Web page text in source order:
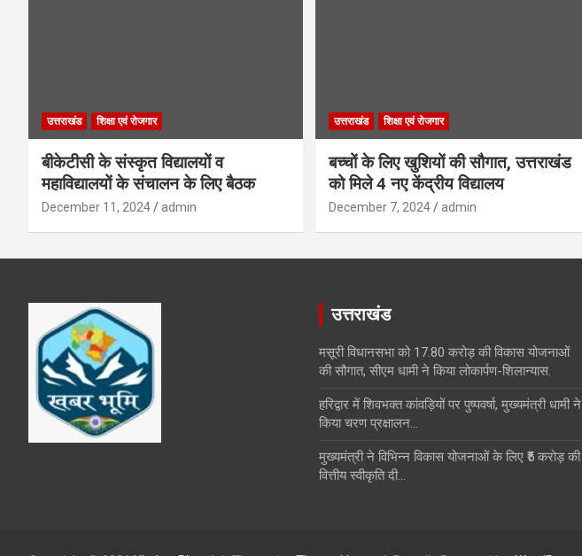
उत्तराखंड शिक्षा एवं रोजगार
बीकेटीसी के संस्कृत विद्यालयों व
महाविद्यालयों के संचालन के लिए बैठक
December 11, 2024 admin
उत्तराखंड शिक्षा एवं रोजगार
बच्चों के लिए खुशियों की सौगात, उत्तराखंड
को मिले 4 नए केंद्रीय विद्यालय
December 7, 2024 admin
उत्तराखंड
मसूरी विधानसभा को 17.80 करोड़ की विकास योजनाओं
की सौगात, सीएम धामी ने किया लोकार्पण-शिलान्यास.
हरिद्वार में शिवभक्त कांवड़ियों पर पुष्पवर्षा, मुख्यमंत्री धामी ने
किया चरण प्रक्षालन…
मुख्यमंत्री ने विभिन्न विकास योजनाओं के लिए ₹5 करोड़ की
वित्तीय स्वीकृति दी…